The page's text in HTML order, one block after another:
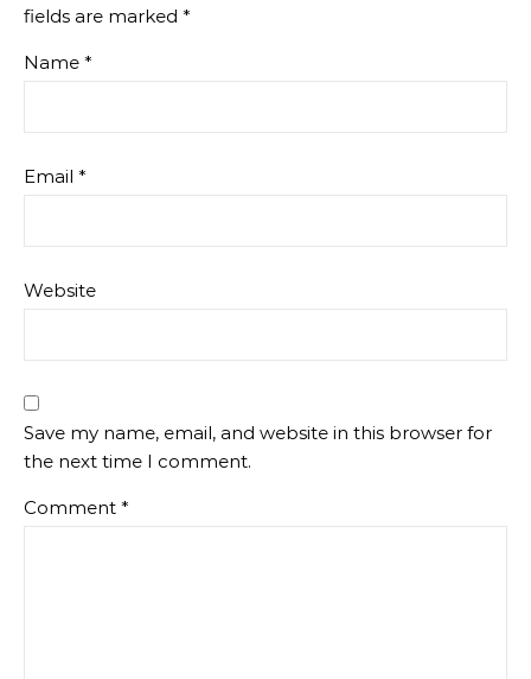
fields are marked *
Name *
Email *
Website
Save my name, email, and website in this browser for
the next time I comment.
Comment *